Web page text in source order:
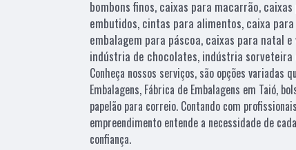
bombons finos, caixas para macarrão,
embutidos, cintas para alimentos, caixa
embalagem para páscoa, caixas para natal
indústria de chocolates, indústria
Conheça nossos serviços, são opções variadas
Embalagens, Fábrica de Embalagens em Taió,
papelão para correio. Contando com
empreendimento entende a necessidade de
confiança.